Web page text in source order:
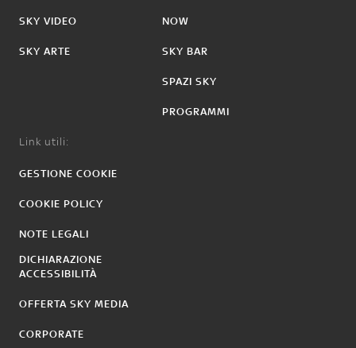
SKY VIDEO
SKY ARTE
NOW
SKY BAR
SPAZI SKY
PROGRAMMI
Link utili:
GESTIONE COOKIE
COOKIE POLICY
NOTE LEGALI
DICHIARAZIONE
ACCESSIBILITÀ
OFFERTA SKY MEDIA
CORPORATE